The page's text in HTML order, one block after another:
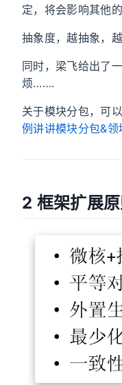
定，将会影响其他的
抽象度，越抽象，
同时，梁飞给出了
烦…….
关于模块分包，可
例讲讲模块分包&
2 框架扩展原